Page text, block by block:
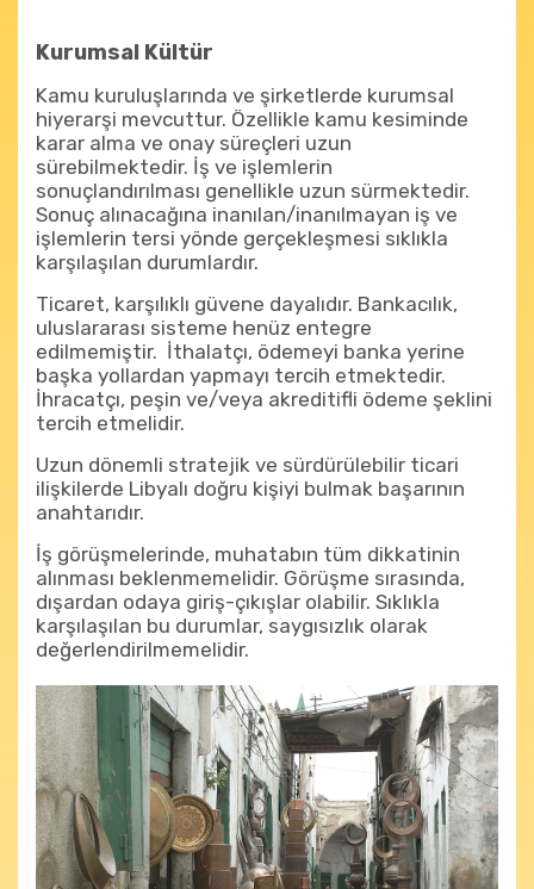
Kurumsal Kültür
Kamu kuruluşlarında ve şirketlerde kurumsal
hiyerarşi mevcuttur. Özellikle kamu kesiminde
karar alma ve onay süreçleri uzun
sürebilmektedir. İş ve işlemlerin
sonuçlandırılması genellikle uzun sürmektedir.
Sonuç alınacağına inanılan/inanılmayan iş ve
işlemlerin tersi yönde gerçekleşmesi sıklıkla
karşılaşılan durumlardır.
Ticaret, karşılıklı güvene dayalıdır. Bankacılık,
uluslararası sisteme henüz entegre
edilmemiştir. İthalatçı, ödemeyi banka yerine
başka yollardan yapmayı tercih etmektedir.
İhracatçı, peşin ve/veya akreditifli ödeme şeklini
tercih etmelidir.
Uzun dönemli stratejik ve sürdürülebilir ticari
ilişkilerde Libyalı doğru kişiyi bulmak başarının
anahtarıdır.
İş görüşmelerinde, muhatabın tüm dikkatinin
alınması beklenmemelidir. Görüşme sırasında,
dışardan odaya giriş-çıkışlar olabilir. Sıklıkla
karşılaşılan bu durumlar, saygısızlık olarak
değerlendirilmemelidir.